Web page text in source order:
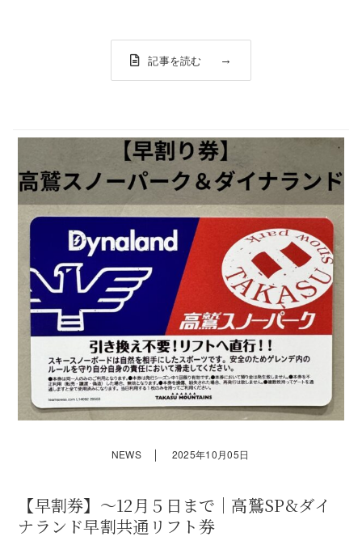
ェック出来ます！シーズン前...
記事を読む
NEWS ｜ 2025年10月05日
【早割券】～12月５日まで｜高鷲SP&ダイ
ナランド早割共通リフト券